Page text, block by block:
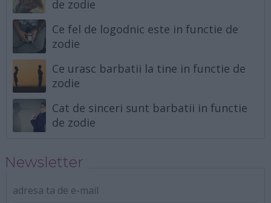
de zodie
Ce fel de logodnic este in functie de
zodie
Ce urasc barbatii la tine in functie de
zodie
Cat de sinceri sunt barbatii in functie
de zodie
Newsletter
adresa ta de e-mail